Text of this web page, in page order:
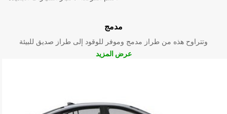
مدمج
وتتراوح هذه من طراز مدمج وموفر للوقود إلى طراز صديق للبيئة
عرض المزيد